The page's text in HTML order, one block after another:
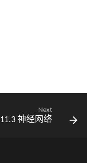
Next
11.3 神经网络